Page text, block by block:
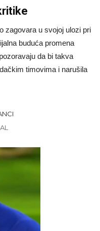
zagovara u svojoj ulozi pri
buduća promena
da bi takva
timovima i narušila